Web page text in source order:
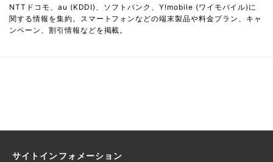
NTTドコモ、au (KDDI)、ソフトバンク、Y!mobile (ワイモバイル)に
関する情報を集約。スマートフォンなどの端末製品や料金プラン、キャ
ンペーン、割引情報などを掲載。
サイトインフォメーション